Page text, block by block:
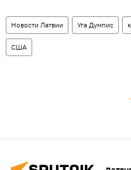
Новости Латвии Уга Думпис
США